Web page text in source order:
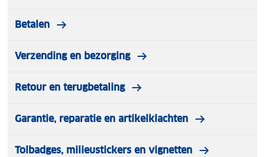
Betalen
Verzending en bezorging
Retour en terugbetaling
Garantie, reparatie en artikelklachten
Tolbadges, milieustickers en vignetten